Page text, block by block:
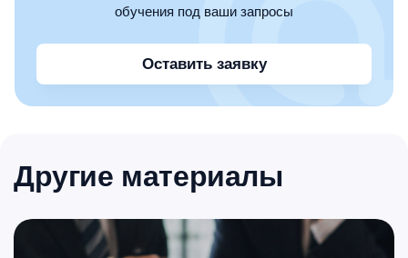
обучения под ваши запросы
Оставить заявку
Другие материалы